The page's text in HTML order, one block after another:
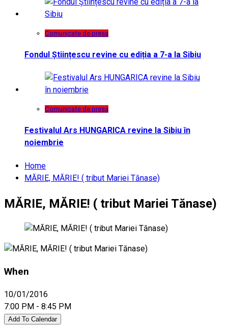
Comunicate de presa
Fondul Științescu revine cu ediția a 7-a la Sibiu
Comunicate de presa
Festivalul Ars HUNGARICA revine la Sibiu în
noiembrie
Home
MĂRIE, MĂRIE! ( tribut Mariei Tănase)
MĂRIE, MĂRIE! ( tribut Mariei Tănase)
When
10/01/2016
7:00 PM - 8:45 PM
Add To Calendar